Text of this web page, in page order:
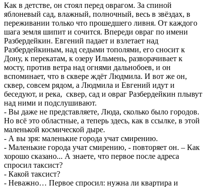
Как в детстве, он стоял перед оврагом. За спиной
яблоневый сад, влажный, полночный, весь в звёздах, в
переживании только что прошедшего ливня. От каждого
шага земля шипит и сочится. Впереди овраг по имени
Разбердейкин. Евгений падает и взлетает над
Разбердейкиным, над седыми тополями, его сносит к
Дону, к перекатам, к озеру Ильмень, разворачивает к
мосту, против ветра над огнями дальнобоев, и он
вспоминает, что в сквере ждёт Людмила. И вот же он,
сквер, совсем рядом, а Людмила и Евгений идут и
беседуют, и река, сквер, сад и овраг Разбердейкин плывут
над ними и подслушивают.
- Вы даже не представляете, Люда, сколько было городов.
Но всё это областные, а теперь здесь, как в ссылке, в этой
маленькой космической дыре.
- А вы зря: маленькие города учат смирению.
- Маленькие города учат смирению, - повторяет он. – Как
хорошо сказано... А знаете, что первое после адреса
спросил таксист?
- Какой таксист?
- Неважно… Первое спросил: нужна ли квартира и